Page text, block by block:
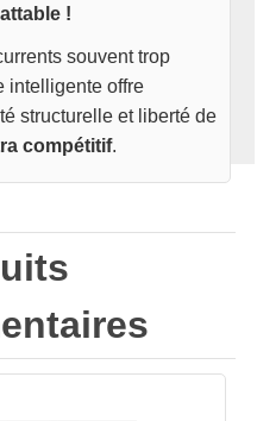
!
souvent trop
intelligente offre
structurelle et liberté de
compétitif.